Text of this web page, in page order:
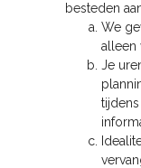
besteden
We
alleen
Je